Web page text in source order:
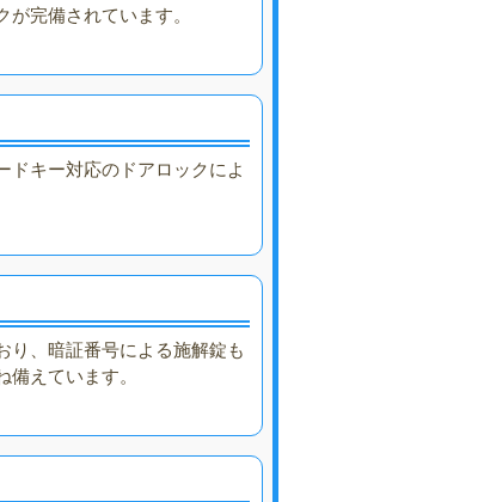
完備されています。
ドキー対応のドアロックによ
り、暗証番号による施解錠も
えています。